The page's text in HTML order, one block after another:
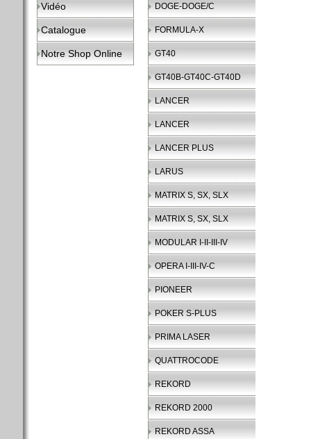
Vidéo
Catalogue
Notre Shop Online
DOGE-DOGE/C
FORMULA-X
GT40
GT40B-GT40C-GT40D
LANCER
LANCER
LANCER PLUS
LARUS
MATRIX S, SX, SLX
MATRIX S, SX, SLX
MODULAR I-II-III-IV
OPERA I-III-IV-C
PIONEER
POKER S-PLUS
PRIMA LASER
QUATTROCODE
REKORD
REKORD 2000
REKORD ASSA